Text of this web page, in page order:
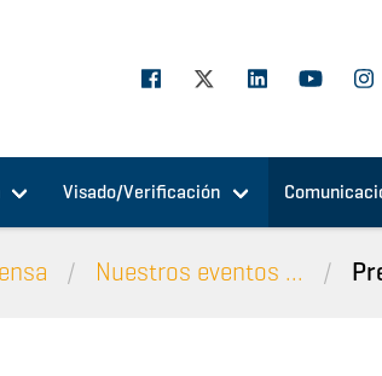
Visado/Verificación
Nuestros eventos ...